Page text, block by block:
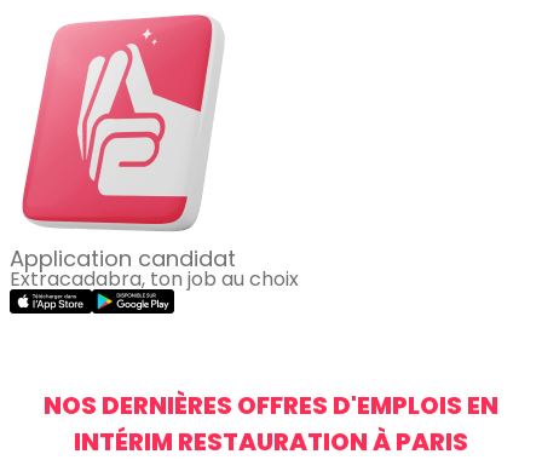
Application candidat
Extracadabra, ton job au choix
NOS DERNIÈRES OFFRES D'EMPLOIS EN
INTÉRIM RESTAURATION À PARIS